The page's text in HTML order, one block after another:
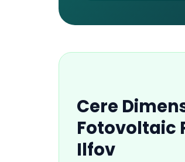
Cere
Fotovoltaic
Ilfov